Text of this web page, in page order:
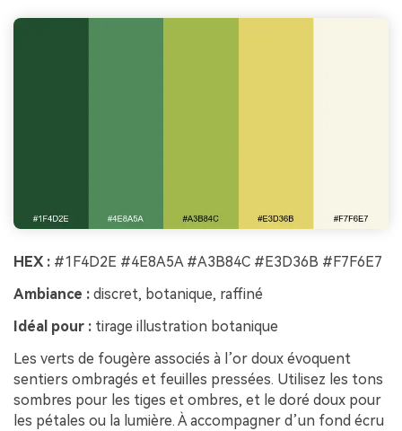
HEX : #1F4D2E #4E8A5A #A3B84C #E3D36B #F7F6E7
Ambiance : discret, botanique, raffiné
Idéal pour : tirage illustration botanique
Les verts de fougère associés à l’or doux évoquent
sentiers ombragés et feuilles pressées. Utilisez les tons
sombres pour les tiges et ombres, et le doré doux pour
les pétales ou la lumière. À accompagner d’un fond écru